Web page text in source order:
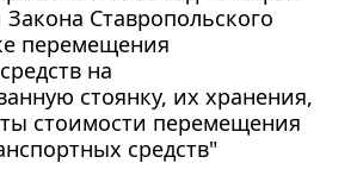
Ставропольского
перемещения
на
стоянку, их хранения,
стоимости перемещения
средств"